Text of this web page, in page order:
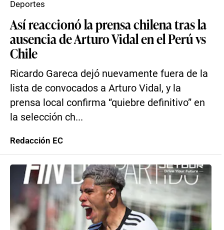
Así reaccionó la prensa chilena tras la
ausencia de Arturo Vidal en el Perú vs
Chile
Ricardo Gareca dejó nuevamente fuera de la
lista de convocados a Arturo Vidal, y la
prensa local confirma “quiebre definitivo” en
la selección ch...
Deportes
Redacción EC